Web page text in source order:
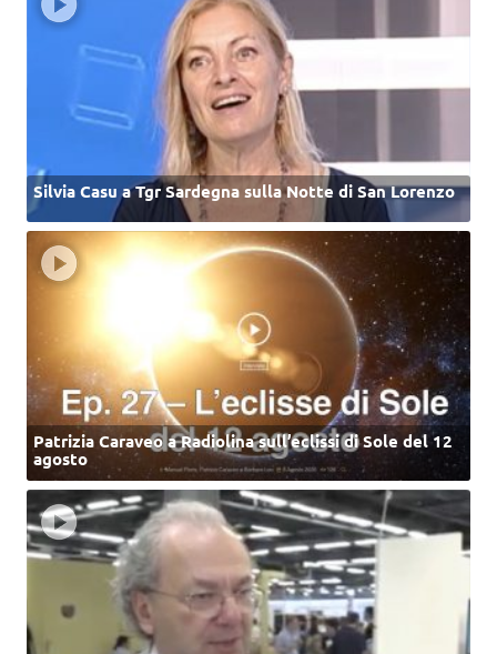
Silvia Casu a Tgr Sardegna sulla Notte di San Lorenzo
Patrizia Caraveo a Radiolina sull’eclissi di Sole del 12
agosto